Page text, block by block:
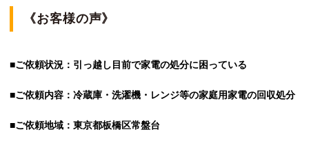
《お客様の声》
■ご依頼状況：引っ越し目前で家電の処分に困っている
■ご依頼内容：冷蔵庫・洗濯機・レンジ等の家庭用家電の回収処分
■ご依頼地域：東京都板橋区常盤台